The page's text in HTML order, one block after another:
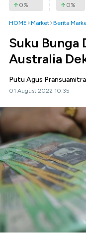
0% 0%
HOME Market Berita
Suku Bunga
Australia
Putu Agus
01 August 2022 10:35